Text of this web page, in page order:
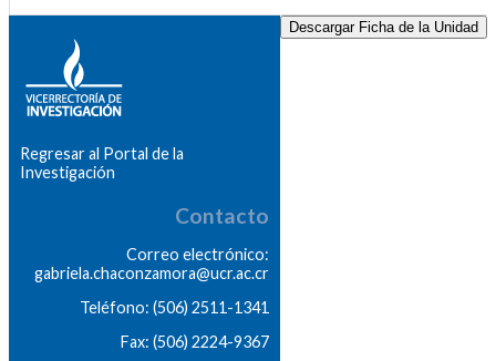
Descargar Ficha de la Unidad
Regresar al Portal de la
Investigación
Contacto
Correo electrónico:
gabriela.chaconzamora@ucr.ac.cr
Teléfono: (506) 2511-1341
Fax: (506) 2224-9367